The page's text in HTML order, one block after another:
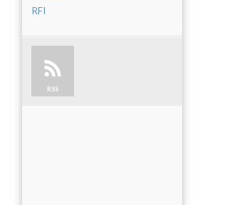
RFI
RSS